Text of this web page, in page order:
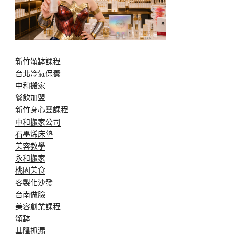
新竹頌缽課程
台北冷氣保養
中和搬家
餐飲加盟
新竹身心靈課程
中和搬家公司
石墨烯床墊
美容教學
永和搬家
桃園美食
客製化沙發
台南做臉
美容創業課程
頌缽
基隆抓漏